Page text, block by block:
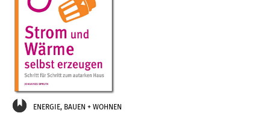
ENERGIE, BAUEN + WOHNEN